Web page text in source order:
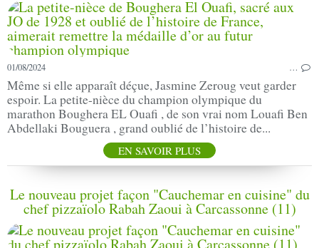
01/08/2024 …
Même si elle apparaît déçue, Jasmine Zeroug veut garder
espoir. La petite-nièce du champion olympique du
marathon Boughera EL Ouafi , de son vrai nom Louafi Ben
Abdellaki Bouguera , grand oublié de l’histoire de...
EN SAVOIR PLUS
Le nouveau projet façon "Cauchemar en cuisine" du
chef pizzaïolo Rabah Zaoui à Carcassonne (11)